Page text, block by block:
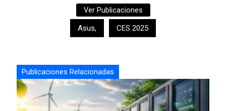
Ver Publicaciones
Asus, CES 2025
Publicaciones Relacionadas